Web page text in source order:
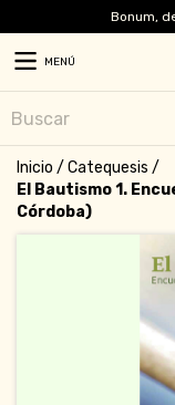
Bonum,
MENÚ
Inicio / Catequesis /
El Bautismo 1.
Córdoba)